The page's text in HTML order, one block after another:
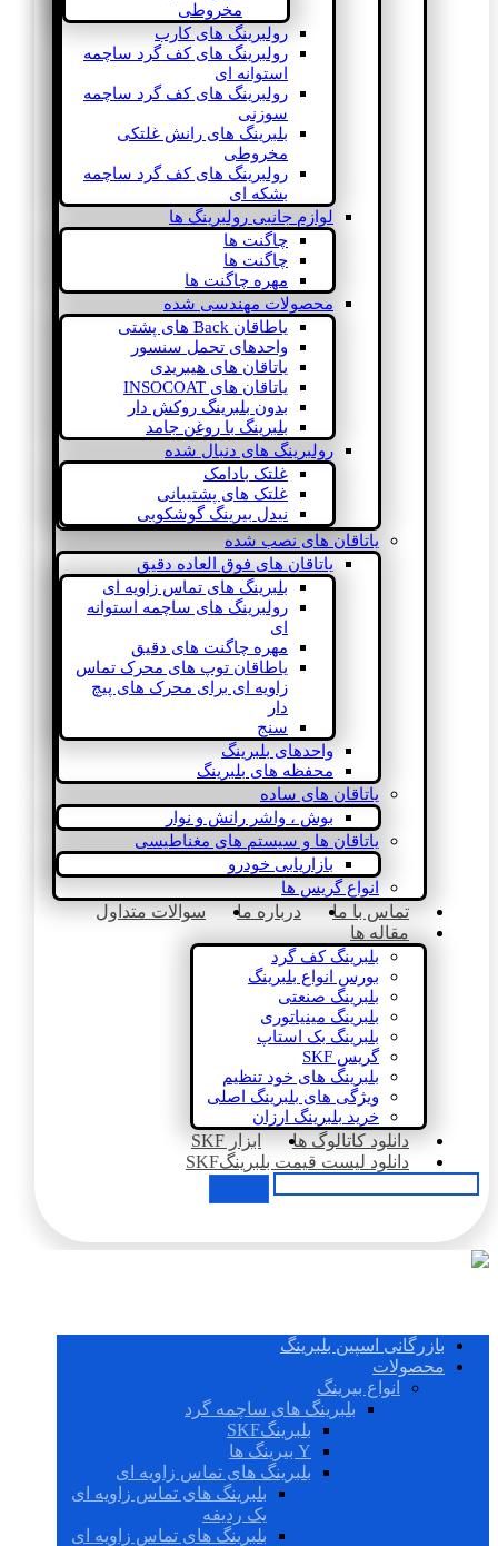
مخروطی
رولبرینگ های کارب
رولبرینگ های کف گرد ساچمه
استوانه ای
رولبرینگ های کف گرد ساچمه
سوزنی
بلبرینگ های رانش غلتکی
مخروطی
رولبرینگ های کف گرد ساچمه
بشکه ای
لوازم جانبی رولبرینگ ها
چاگنت ها
چاگنت ها
مهره چاگنت ها
محصولات مهندسی شده
یاطاقان Back های پشتی
واحدهای تحمل سنسور
یاتاقان های هیبریدی
یاتاقان های INSOCOAT
بدون بلبرینگ روکش دار
بلبرینگ با روغن جامد
رولبرینگ های دنبال شده
غلتک بادامک
غلتک های پشتیبانی
نیدل بیرینگ گوشکوبی
یاتاقان های نصب شده
یاتاقان های فوق العاده دقیق
بلبرینگ های تماس زاویه ای
رولبرینگ های ساچمه استوانه
ای
مهره چاگنت های دقیق
یاطاقان توپ های محرک تماس
زاویه ای برای محرک های پیچ
دار
سنج
واحدهای بلبرینگ
محفظه های بلبرینگ
یاتاقان های ساده
بوش ، واشر رانش و نوار
یاتاقان ها و سیستم های مغناطیسی
بازاریابی خودرو
انواع گریس ها
تماس با ما درباره ما
سوالات متداول
مقاله ها
بلبرینگ کف گرد
بورس انواع بلبرینگ
بلبرینگ صنعتی
بلبرینگ مینیاتوری
بلبرینگ بک استاپ
گریس SKF
بلبرینگ های خود تنظیم
ویژگی های بلبرینگ اصلی
خرید بلبرینگ ارزان
دانلود کاتالوگ ها
ابزار SKF
دانلود لیست قیمت بلبرینگSKF
بازرگانی اسپین بلبرینگ
محصولات
انواع بیرینگ
بلبرینگ های ساچمه گرد
بلبرینگSKF
Y بیرینگ ها
بلبرینگ های تماس زاویه ای
بلبرینگ های تماس زاویه ای
یک ردیفه
بلبرینگ های تماس زاویه ای